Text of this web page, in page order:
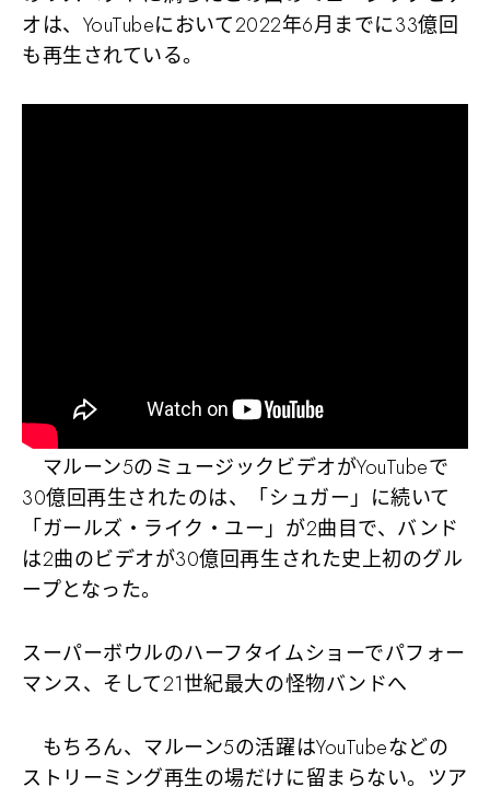
オは、YouTubeにおいて2022年6月までに33億回
も再生されている。
マルーン5のミュージックビデオがYouTubeで
30億回再生されたのは、「シュガー」に続いて
「ガールズ・ライク・ユー」が2曲目で、バンド
は2曲のビデオが30億回再生された史上初のグル
ープとなった。
スーパーボウルのハーフタイムショーでパフォー
マンス、そして21世紀最大の怪物バンドへ
もちろん、マルーン5の活躍はYouTubeなどの
ストリーミング再生の場だけに留まらない。ツア